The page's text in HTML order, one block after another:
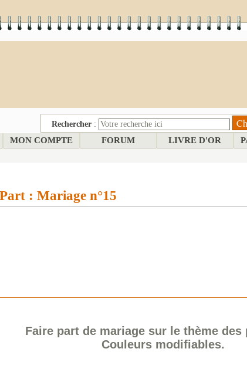
Rechercher :
MON COMPTE FORUM LIVRE D'OR
: Mariage n°15
Faire part de mariage sur le thème des
Couleurs modifiables.